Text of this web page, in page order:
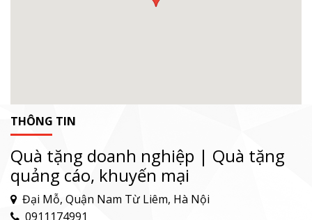
THÔNG TIN
Quà tặng doanh nghiệp | Quà tặng
quảng cáo, khuyến mại
Đại Mỗ, Quận Nam Từ Liêm, Hà Nội
0911174991